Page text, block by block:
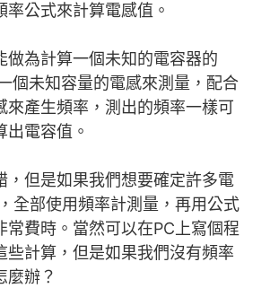
率公式來計算電感值。
做為計算一個未知的電容器的
個未知容量的電感來測量，配合
來產生頻率，測出的頻率一樣可
出電容值。
，但是如果我們想要確定許多電
全部使用頻率計測量，再用公式
常費時。當然可以在PC上寫個程
些計算，但是如果我們沒有頻率
麼辦？